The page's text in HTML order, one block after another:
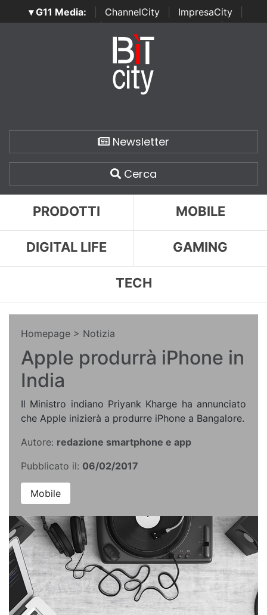
▾ G11 Media: ChannelCity ImpresaCity
SecurityOpenLab | Italian Channel Awards | Italian
Italian Security Awards
Newsletter
Cerca
PRODOTTI MOBILE
DIGITAL LIFE GAMING
TECH
Homepage > Notizia
Apple produrrà iPhone in
India
Il Ministro indiano Priyank Kharge ha annunciato
che Apple inizierà a produrre iPhone a Bangalore.
Autore: redazione smartphone e app
Pubblicato il: 06/02/2017
Mobile